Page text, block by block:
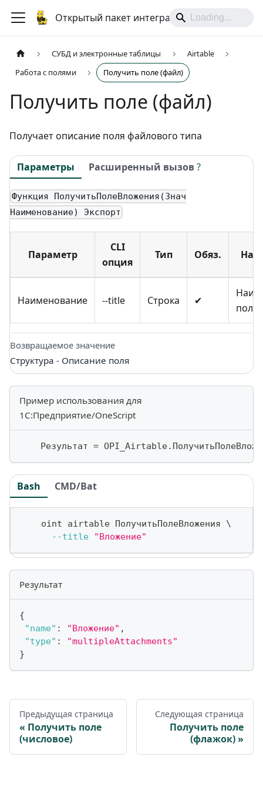
Открытый пакет интеграций
СУБД и электронные таблицы
Airtable
Работа с полями
Получить поле (файл)
Получить поле (файл)
Получает описание поля файлового типа
Параметры Расширенный вызов?
Функция ПолучитьПолеВложения(Знач
Наименование) Экспорт
Параметр
CLI
опция
Тип Обяз.
Наименование --title Строка ✔
поля
Возвращаемое значение
Структура - Описание поля
Пример использования для
1С:Предприятие/OneScript
    Результат
= OPI_Airtable.
Bash CMD/Bat
    oint airtable ПолучитьПолеВложения
\
--title
"Вложение"
Результат
{
"name" : "Вложение" ,
"type" :
"multipleAttachments"
}
Предыдущая страница
Получить поле
(числовое)
Следующая страница
Получить поле
(флажок)